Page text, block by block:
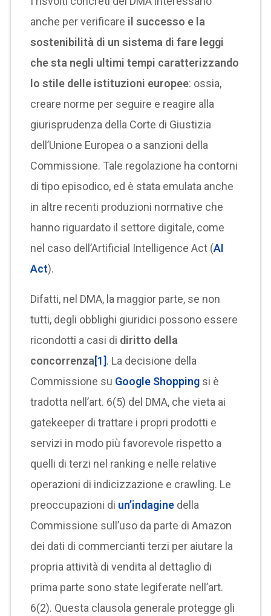
anche per verificare il successo e la
sostenibilità di un sistema di fare leggi
che sta negli ultimi tempi caratterizzando
lo stile delle istituzioni europee: ossia,
creare norme per seguire e reagire alla
giurisprudenza della Corte di Giustizia
dell’Unione Europea o a sanzioni della
Commissione. Tale regolazione ha contorni
di tipo episodico, ed è stata emulata anche
in altre recenti produzioni normative che
hanno riguardato il settore digitale, come
nel caso dell’Artificial Intelligence Act (AI
Act).
Difatti, nel DMA, la maggior parte, se non
tutti, degli obblighi giuridici possono essere
ricondotti a casi di diritto della
concorrenza[1]. La decisione della
Commissione su Google Shopping si è
tradotta nell’art. 6(5) del DMA, che vieta ai
gatekeeper di trattare i propri prodotti e
servizi in modo più favorevole rispetto a
quelli di terzi nel ranking e nelle relative
operazioni di indicizzazione e crawling. Le
preoccupazioni di un’indagine della
Commissione sull’uso da parte di Amazon
dei dati di commercianti terzi per aiutare la
propria attività di vendita al dettaglio di
prima parte sono state legiferate nell’art.
6(2). Questa clausola generale protegge gli